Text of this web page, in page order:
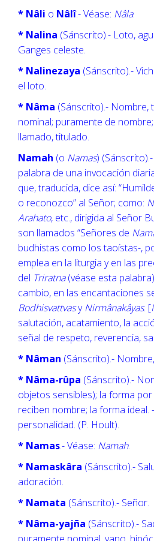
* Nâli o Nâlî.- Véase: Nâla.
* Nalina (Sánscrito).- Loto,
Ganges celeste.
* Nalinezaya (Sánscrito).-
el loto.
* Nâma (Sánscrito).- Nombre,
nominal; puramente de
llamado, titulado.
Namah (o Namas)
palabra de una invocación
que, traducida, dice así:
o reconozco” al Señor; como:
Arahato, etc., dirigida al Señor
son llamados “Señores de
budhistas como los taoístas-,
emplea en la liturgia y en las
del Triratna(véase esta
cambio, en las encantaciones
BodhisvattvasyNirmânakâyas. [
salutación, acatamiento, la
señal de respeto, reverencia,
* Nâman (Sánscrito).-
* Nâma-rûpa (Sánscrito).-
objetos sensibles); la forma
reciben nombre; la forma ideal.
personalidad. (P. Hoult).
* Namas.- Véase: Namah.
* Namaskâra (Sánscrito).-
adoración.
* Namata (Sánscrito).- Señor.
* Nâma-yajña (Sánscrito).-